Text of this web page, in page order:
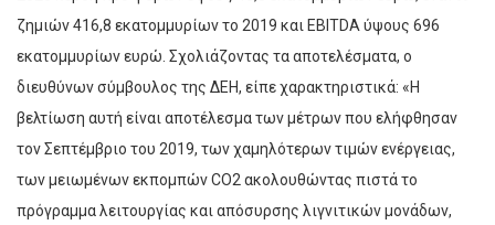
ζημιών 416,8 εκατομμυρίων το 2019 και EBITDA ύψους 696
εκατομμυρίων ευρώ. Σχολιάζοντας τα αποτελέσματα, ο
διευθύνων σύμβουλος της ΔΕΗ, είπε χαρακτηριστικά: «Η
βελτίωση αυτή είναι αποτέλεσμα των μέτρων που ελήφθησαν
τον Σεπτέμβριο του 2019, των χαμηλότερων τιμών ενέργειας,
των μειωμένων εκπομπών CO2 ακολουθώντας πιστά το
πρόγραμμα λειτουργίας και απόσυρσης λιγνιτικών μονάδων,